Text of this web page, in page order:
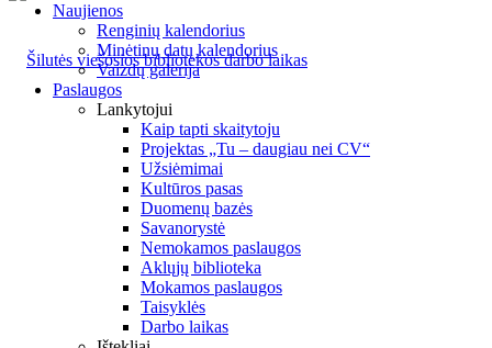
Naujienos
Renginių kalendorius
Minėtinų datų kalendorius
Vaizdų galerija
Paslaugos
Lankytojui
Kaip tapti skaitytoju
Projektas „Tu – daugiau nei CV“
Užsiėmimai
Kultūros pasas
Duomenų bazės
Savanorystė
Nemokamos paslaugos
Aklųjų biblioteka
Mokamos paslaugos
Taisyklės
Darbo laikas